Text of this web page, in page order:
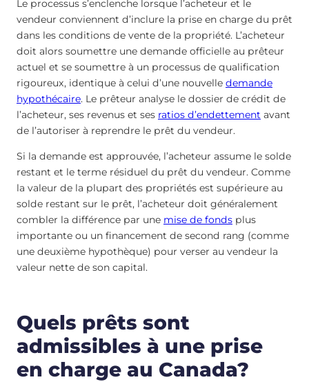
Le processus s’enclenche lorsque l’acheteur et le
vendeur conviennent d’inclure la prise en charge du prêt
dans les conditions de vente de la propriété. L’acheteur
doit alors soumettre une demande officielle au prêteur
actuel et se soumettre à un processus de qualification
rigoureux, identique à celui d’une nouvelle demande
hypothécaire. Le prêteur analyse le dossier de crédit de
l’acheteur, ses revenus et ses ratios d’endettement avant
de l’autoriser à reprendre le prêt du vendeur.
Si la demande est approuvée, l’acheteur assume le solde
restant et le terme résiduel du prêt du vendeur. Comme
la valeur de la plupart des propriétés est supérieure au
solde restant sur le prêt, l’acheteur doit généralement
combler la différence par une mise de fonds plus
importante ou un financement de second rang (comme
une deuxième hypothèque) pour verser au vendeur la
valeur nette de son capital.
Quels prêts sont
admissibles à une prise
en charge au Canada?